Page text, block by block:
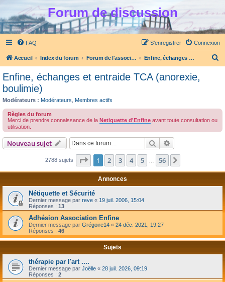
Forum de discussion
FAQ Connexion
S’enregistrer
Accueil Index du forum Forum de l'association Enfine Enfine, échanges et entraide TCA (anorexie, boulimie)
c
Enfine, échanges et entraide TCA (anorexie,
boulimie)
Modérateurs : Modérateurs Membres actifs
Règles du forum
Merci de prendre connaissance de la Netiquette d'Enfine avant toute consultation ou
utilisation.
Nouveau sujet Rechercher
2788 sujets Page 1sur56
1 2 3 4 5 56
Annonces
Nétiquette et Sécurité
Dernier message par reve « 19 juil. 2006, 15:04
Réponses : 13
Adhésion Association Enfine
Dernier message par Grégoire14 « 24 déc. 2021, 19:27
Réponses : 46
Sujets
thérapie par l'art ....
Dernier message par Joëlle « 28 juil. 2026, 09:19
Réponses : 2